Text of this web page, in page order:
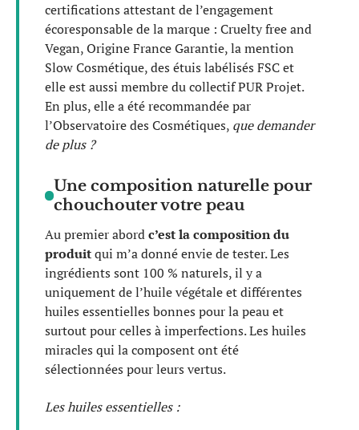
certifications attestant de l’engagement
écoresponsable de la marque : Cruelty free and
Vegan, Origine France Garantie, la mention
Slow Cosmétique, des étuis labélisés FSC et
elle est aussi membre du collectif PUR Projet.
En plus, elle a été recommandée par
l’Observatoire des Cosmétiques, que demander
de plus ?
Une composition naturelle pour
chouchouter votre peau
Au premier abordc’est la composition du
produitqui m’a donné envie de tester. Les
ingrédients sont 100 % naturels, il y a
uniquement de l’huile végétale et différentes
huiles essentielles bonnes pour la peau et
surtout pour celles à imperfections. Les huiles
miracles qui la composent ont été
sélectionnées pour leurs vertus.
Les huiles essentielles :